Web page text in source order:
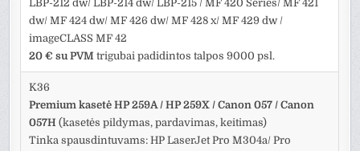
LBP-212 dw/ LBP-214 dw/ LBP-215 / MF 420 Series/ MF 421
dw/ MF 424 dw/ MF 426 dw/ MF 428 x/ MF 429 dw /
imageCLASS MF 42
20 € su PVM trigubai padidintos talpos 9000 psl.
K36
Premium kasetė HP 259A / HP 259X / Canon 057 / Canon
057H (kasetės pildymas, pardavimas, keitimas)
Tinka spausdintuvams: HP LaserJet Pro M304a/ Pro